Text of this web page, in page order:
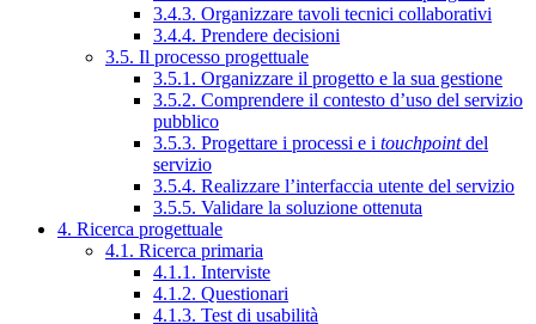
3.4.3. Organizzare tavoli tecnici collaborativi
3.4.4. Prendere decisioni
3.5. Il processo progettuale
3.5.1. Organizzare il progetto e la sua gestione
3.5.2. Comprendere il contesto d’uso del servizio
pubblico
3.5.3. Progettare i processi e i touchpointdel
servizio
3.5.4. Realizzare l’interfaccia utente del servizio
3.5.5. Validare la soluzione ottenuta
4. Ricerca progettuale
4.1. Ricerca primaria
4.1.1. Interviste
4.1.2. Questionari
4.1.3. Test di usabilità